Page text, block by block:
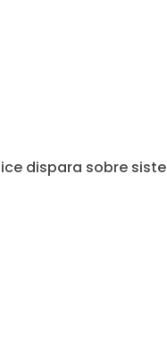
dispara sobre